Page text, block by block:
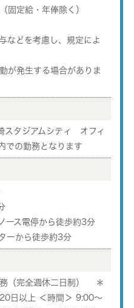
固定給・年俸除く）
などを考慮し、規定によ
が発生する場合がありま
スタジアムシティ オフィ
での勤務となります
ース電停から徒歩約3分
ーから徒歩約3分
（完全週休二日制） ＊
日以上 ＜時間＞ 9:00～